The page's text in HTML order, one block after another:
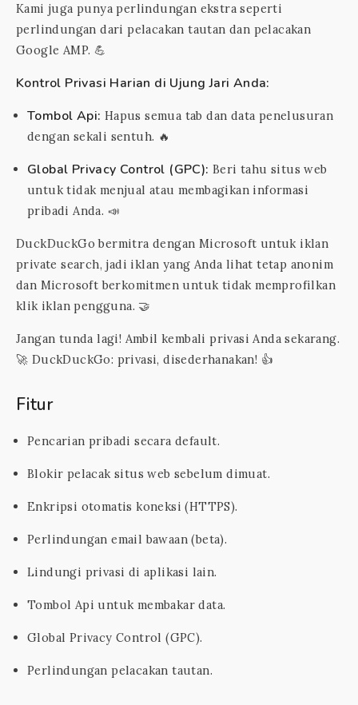
Kami juga punya perlindungan ekstra seperti
perlindungan dari pelacakan tautan dan pelacakan
Google AMP. 💪
Kontrol Privasi Harian di Ujung Jari Anda:
Tombol Api: Hapus semua tab dan data penelusuran
dengan sekali sentuh. 🔥
Global Privacy Control (GPC): Beri tahu situs web
untuk tidak menjual atau membagikan informasi
pribadi Anda. 📣
DuckDuckGo bermitra dengan Microsoft untuk iklan
private search, jadi iklan yang Anda lihat tetap anonim
dan Microsoft berkomitmen untuk tidak memprofilkan
klik iklan pengguna. 🤝
Jangan tunda lagi! Ambil kembali privasi Anda sekarang.
🚀 DuckDuckGo: privasi, disederhanakan! 👍
Fitur
Pencarian pribadi secara default.
Blokir pelacak situs web sebelum dimuat.
Enkripsi otomatis koneksi (HTTPS).
Perlindungan email bawaan (beta).
Lindungi privasi di aplikasi lain.
Tombol Api untuk membakar data.
Global Privacy Control (GPC).
Perlindungan pelacakan tautan.